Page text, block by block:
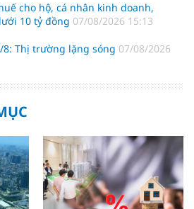
cho hộ, cá nhân kinh doanh,
10 tỷ đồng 07/08/2026 15:13
8: Thị trường lặng sóng 07/08/2026